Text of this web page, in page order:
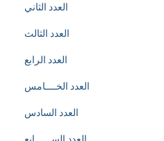
العدد الثاني
العدد الثالث
العدد الرابع
العدد الخــــامس
العدد السادس